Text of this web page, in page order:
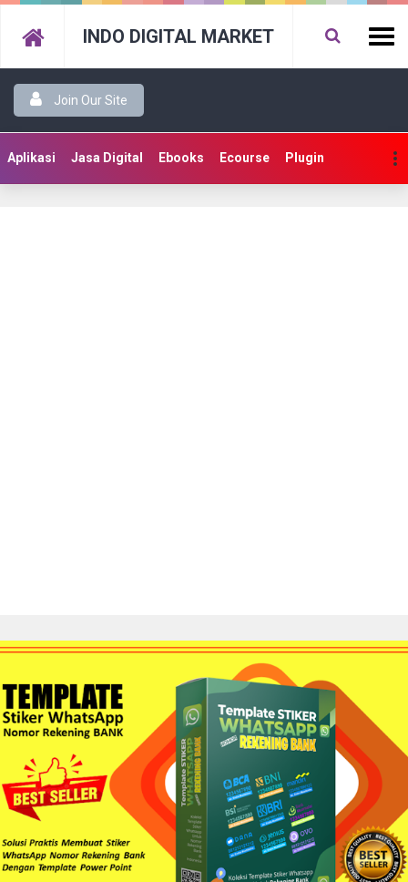
INDO DIGITAL MARKET
Join Our Site
Aplikasi Jasa Digital Ebooks Ecourse Plugin